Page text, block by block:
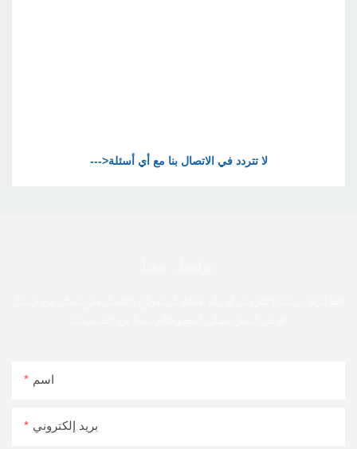
--->لا تتردد في الاتصال بنا مع أي أسئلة
اسم
بريد إلكتروني